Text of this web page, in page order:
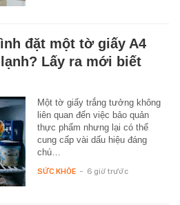
đặt một tờ giấy A4
Lấy ra mới biết
Một tờ giấy trắng tưởng không
liên quan đến việc bảo quản
thực phẩm nhưng lại có thể
cung cấp vài dấu hiệu đáng
chú…
SỨC KHỎE - 6 giờ trước